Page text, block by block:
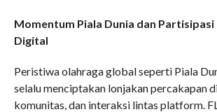
Momentum Piala Dunia dan
Digital
Peristiwa olahraga global seperti Piala
selalu menciptakan lonjakan percakapan
komunitas, dan interaksi lintas platform.